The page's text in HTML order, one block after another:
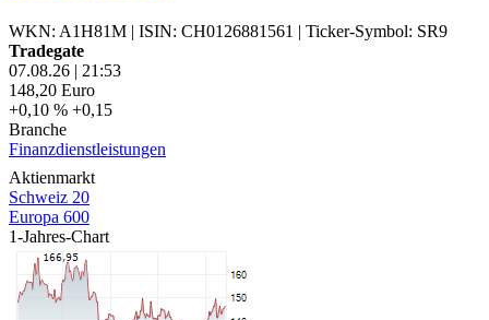
WKN: A1H81M | ISIN: CH0126881561 | Ticker-Symbol: SR9
Tradegate
07.08.26 | 21:53
148,20 Euro
+0,10 % +0,15
Branche
Finanzdienstleistungen
Aktienmarkt
Schweiz 20
Europa 600
1-Jahres-Chart